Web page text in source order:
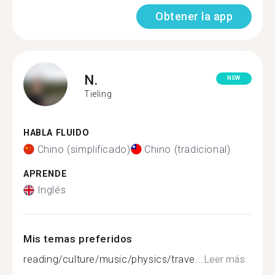
Obtener la app
N.
Tieling
NEW
HABLA FLUIDO
Chino (simplificado) Chino (tradicional)
APRENDE
Inglés
Mis temas preferidos
reading/culture/music/physics/trave...Leer más